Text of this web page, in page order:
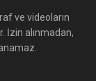
ve videoların
İzin alınmadan,